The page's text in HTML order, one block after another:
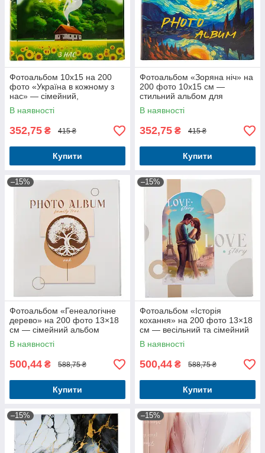
Фотоальбом 10x15 на 200
фото «Україна в кожному з
нас» — сімейний,
подарунковий
В наявності
352,75 ₴ 415 ₴
Купити
Фотоальбом «Зоряна ніч» на
200 фото 10x15 см —
стильний альбом для
фотографій
В наявності
352,75 ₴ 415 ₴
Купити
–15%
Фотоальбом «Генеалогічне
дерево» на 200 фото 13×18
см — сімейний альбом
В наявності
500,44 ₴ 588,75 ₴
Купити
–15%
Фотоальбом «Історія
кохання» на 200 фото 13×18
см — весільний та сімейний
подарунок для пари
В наявності
500,44 ₴ 588,75 ₴
Купити
–15% –15%